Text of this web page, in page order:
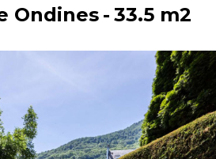
Ondines 33.5 m2